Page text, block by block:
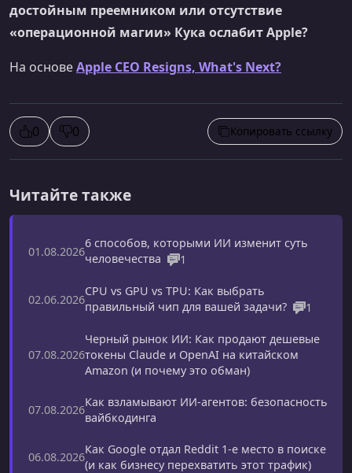
достойным преемником или отсутствие
«операционной магии» Кука ослабит Apple?
На основеApple CEO Resigns, What's Next?
0 0 Копировать ссылку
Читайте также
01.08.2026
6 способов, которыми ИИ изменит суть
человечества
1
02.06.2026
CPU vs GPU vs TPU: Как выбрать
правильный чип для вашей задачи?
1
07.08.2026
Черный рынок ИИ: Как продают дешевые
токены Claude и OpenAI на китайском
Amazon (и почему это обман)
07.08.2026
Как взламывают ИИ-агентов: безопасность
вайбкодинга
06.08.2026
Как Google отдал Reddit 1-е место в поиске
(и как бизнесу перехватить этот трафик)